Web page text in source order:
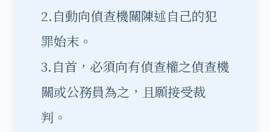
2.自動向偵查機關陳述自己的犯
罪始末。
3.自首，必須向有偵查權之偵查機
關或公務員為之，且願接受裁
判。